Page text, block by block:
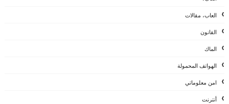
العاب، مقالات
القانون
الماك
الهواتف المحمولة
امن معلوماتي
أنترنت